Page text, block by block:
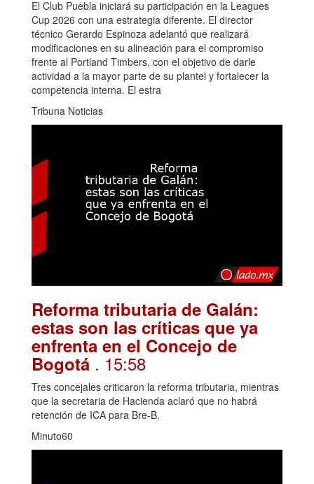
El Club Puebla iniciará su participación en la Leagues
Cup 2026 con una estrategia diferente. El director
técnico Gerardo Espinoza adelantó que realizará
modificaciones en su alineación para el compromiso
frente al Portland Timbers, con el objetivo de darle
actividad a la mayor parte de su plantel y fortalecer la
competencia interna. El estra
Tribuna Noticias
Reforma tributaria de Galán:
estas son las críticas que ya
enfrenta en el Concejo de
Bogotá . 15:58
Tres concejales criticaron la reforma tributaria, mientras
que la secretaria de Hacienda aclaró que no habrá
retención de ICA para Bre-B.
Minuto60